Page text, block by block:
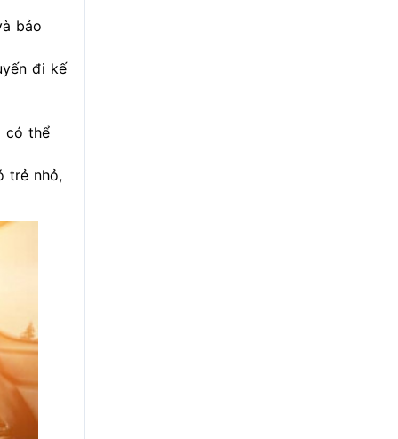
bảo
đi kế
có thể
trẻ nhỏ,